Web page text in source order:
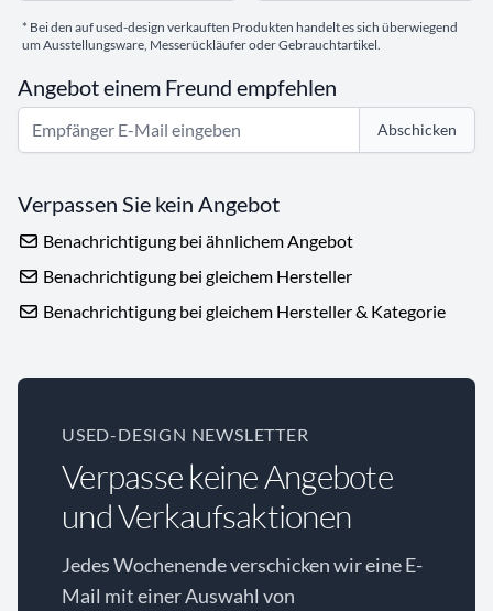
* Bei den auf used-design verkauften Produkten handelt es sich überwiegend
um Ausstellungsware, Messerückläufer oder Gebrauchtartikel.
Angebot einem Freund empfehlen
Abschicken
Verpassen Sie kein Angebot
Benachrichtigung bei ähnlichem Angebot
Benachrichtigung bei gleichem Hersteller
Benachrichtigung bei gleichem Hersteller & Kategorie
USED-DESIGN NEWSLETTER
Verpasse keine Angebote
und Verkaufsaktionen
Jedes Wochenende verschicken wir eine E-
Mail mit einer Auswahl von